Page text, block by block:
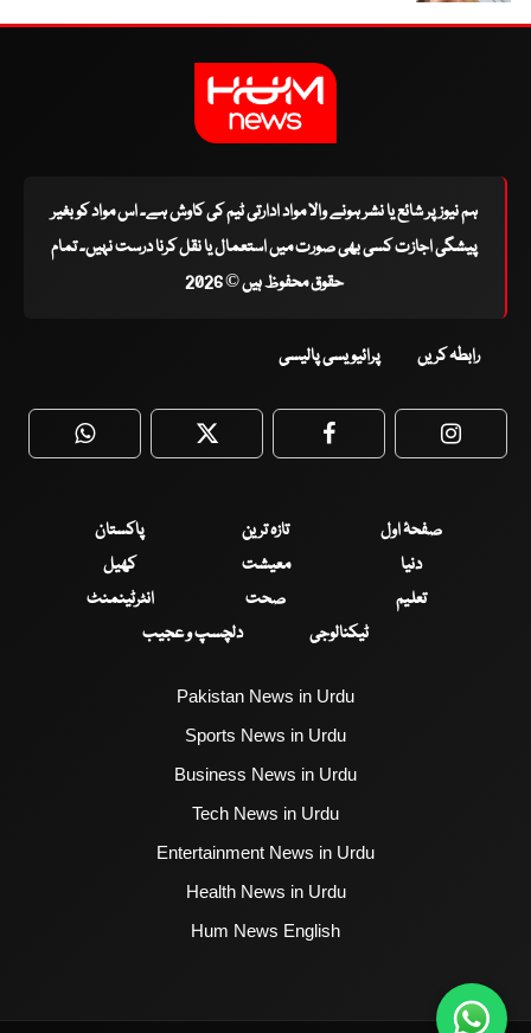
ہم نیوز پر شائع یا نشر ہونے والا مواد ادارتی ٹیم کی کاوش ہے۔ اس مواد کو بغیر
پیشگی اجازت کسی بھی صورت میں استعمال یا نقل کرنا درست نہیں۔ تمام
حقوق محفوظ ہیں © 2026
رابطہ کریں پرائیویسی پالیسی
WhatsApp Twitter Facebook
صفحۂ اول تازہ ترین
پاکستان
دنیا
معیشت
کھیل
تعلیم
صحت
انٹرٹینمنٹ
ٹیکنالوجی
دلچسپ و عجیب
Pakistan News in Urdu
Sports News in Urdu
Business News in Urdu
Tech News in Urdu
Entertainment News in Urdu
Health News in Urdu
Hum News English